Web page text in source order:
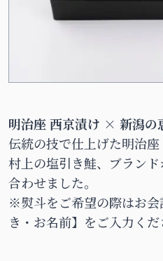
明治座 西京漬け × 新潟の
伝統の技で仕上げた明治
村上の塩引き鮭、ブラン
合わせました。
※熨斗をご希望の際はお
き・お名前】をご入力くだ